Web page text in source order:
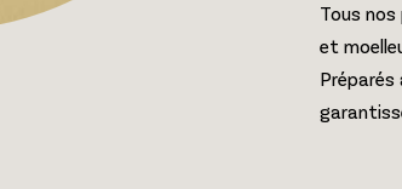
Tous
et
Préparés